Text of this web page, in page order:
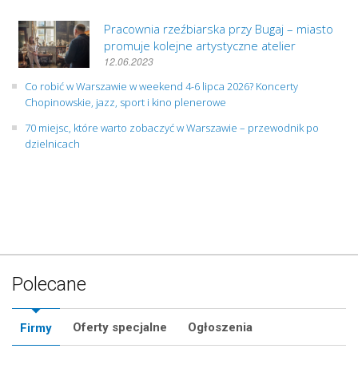
Pracownia rzeźbiarska przy Bugaj – miasto
promuje kolejne artystyczne atelier
12.06.2023
Co robić w Warszawie w weekend 4-6 lipca 2026? Koncerty
Chopinowskie, jazz, sport i kino plenerowe
70 miejsc, które warto zobaczyć w Warszawie – przewodnik po
dzielnicach
Polecane
Firmy Oferty specjalne Ogłoszenia